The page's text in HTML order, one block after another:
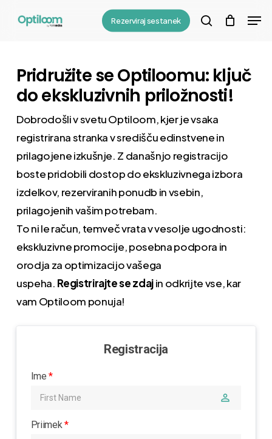
Rezerviraj sestanek
search
Pridružite se Optiloomu: ključ
do ekskluzivnih priložnosti!
Dobrodošli v svetu Optiloom, kjer je vsaka
registrirana stranka v središču edinstvene in
prilagojene izkušnje. Z današnjo registracijo
boste pridobili dostop do ekskluzivnega izbora
izdelkov, rezerviranih ponudb in vsebin,
prilagojenih vašim potrebam.
To ni le račun, temveč vrata v vesolje ugodnosti:
ekskluzivne promocije, posebna podpora in
orodja za optimizacijo vašega
uspeha. Registrirajte se zdajin odkrijte vse, kar
vam Optiloom ponuja!
Registracija
Ime*
perm_identity
Priimek*